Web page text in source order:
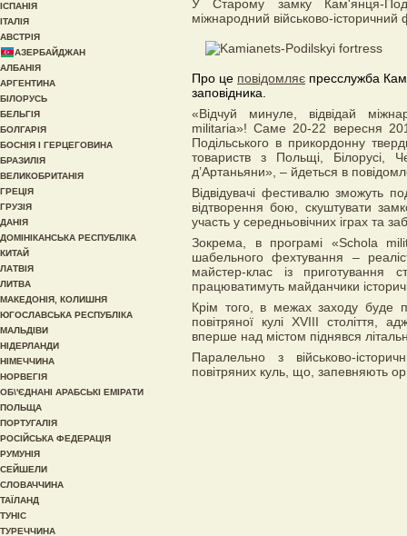
У Старому замку Кам'янця-
міжнародний військово-
Про це повідомляє пресслужба
заповідника.
«Відчуй минуле, відвідай
militaria»! Саме 20-22 вересня
Подільського в прикордонну
товариств з Польщі, Білорусі,
д’Артаньяни», – йдеться в
Відвідувачі фестивалю зможуть
відтворення бою, скуштувати
участь у середньовічних іграх та
Зокрема, в програмі «Schola
шабельного фехтування –
майстер-клас із приготування
працюватимуть майданчики
Крім того, в межах заходу буде
повітряної кулі XVIII століття,
вперше над містом піднявся
Паралельно з військово-
повітряних куль, що, запевняють
ІСПАНІЯ
ІТАЛІЯ
АВСТРІЯ
АЗЕРБАЙДЖАН
АЛБАНІЯ
АРГЕНТИНА
БІЛОРУСЬ
БЕЛЬГІЯ
БОЛГАРІЯ
БОСНІЯ І ГЕРЦЕГОВИНА
БРАЗИЛІЯ
ВЕЛИКОБРИТАНІЯ
ГРЕЦІЯ
ГРУЗІЯ
ДАНІЯ
ДОМІНІКАНСЬКА РЕСПУБЛІКА
КИТАЙ
ЛАТВІЯ
ЛИТВА
МАКЕДОНІЯ, КОЛИШНЯ
ЮГОСЛАВСЬКА РЕСПУБЛІКА
МАЛЬДІВИ
НІДЕРЛАНДИ
НІМЕЧЧИНА
НОРВЕГІЯ
ОБ\'ЄДНАНІ АРАБСЬКІ ЕМІРАТИ
ПОЛЬЩА
ПОРТУГАЛІЯ
РОСІЙСЬКА ФЕДЕРАЦІЯ
РУМУНІЯ
СЕЙШЕЛИ
СЛОВАЧЧИНА
ТАЇЛАНД
ТУНІС
ТУРЕЧЧИНА